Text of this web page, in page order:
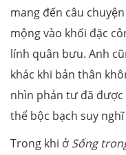
mang đến câu
mộng vào khối đặc
lính quân bưu. Anh
khác khi bản thân
nhìn phản tư đã được
thể bộc bạch suy
Trong khi ở Sống